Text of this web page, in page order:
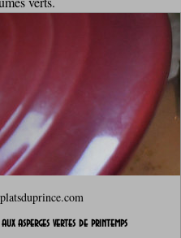
asperges vertes de printemps